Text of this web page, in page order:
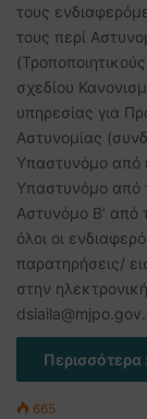
τους
τους περί
σχεδίου
υπηρεσίας για
Αστυνομίας
Υπαστυνόμο από
Υπαστυνόμο από
Αστυνόμο Β’ από
όλοι οι
παρατηρήσεις/
στην
Περισσότερα
665